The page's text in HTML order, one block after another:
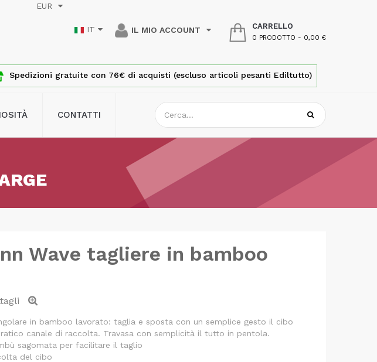
IL MIO ACCOUNT
EUR
IT CARRELLO
0 PRODOTTO - 0,00 €
Spedizioni gratuite con 76€ di acquisti (escluso articoli pesanti Ediltutto)
CONTATTI
Wave tagliere in bamboo
in bamboo lavorato: taglia e sposta con un semplice gesto il cibo
canale di raccolta. Travasa con semplicità il tutto in pentola.
sagomata per facilitare il taglio
del cibo